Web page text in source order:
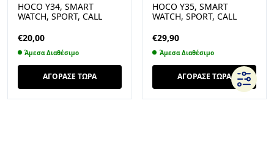
HOCO Y34, SMART
WATCH, SPORT, CALL
€20,00
Άμεσα Διαθέσιμο
ΑΓΟΡΑΣΕ ΤΩΡΑ
HOCO Y35, SMART
WATCH, SPORT, CALL
€29,90
Άμεσα Διαθέσιμο
ΑΓΟΡΑΣΕ ΤΩΡΑ